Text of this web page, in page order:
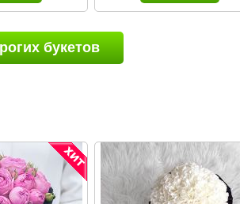
букетов